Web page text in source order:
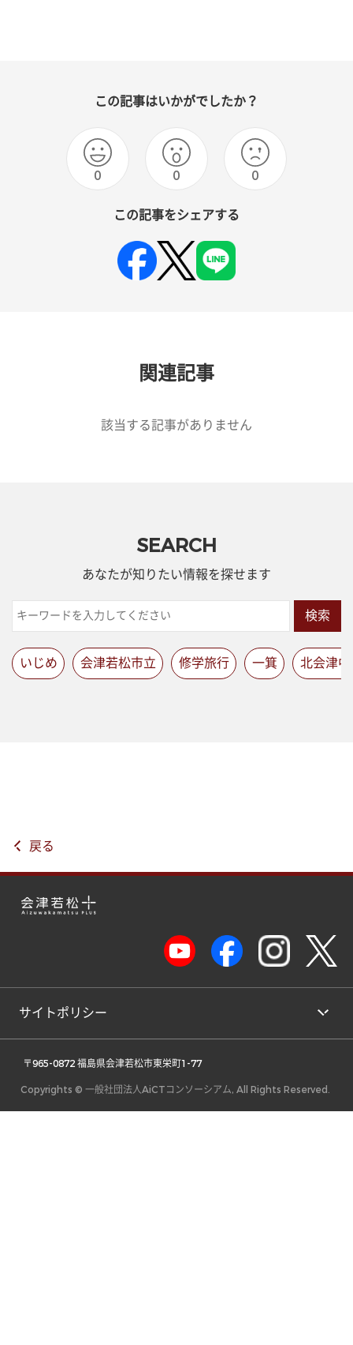
この記事はいかがでしたか？
0 0 0
この記事をシェアする
関連記事
該当する記事がありません
SEARCH
あなたが知りたい情報を探せます
検索
いじめ 会津若松市立 修学旅行 一箕 北会津中
戻る
サイトポリシー
〒965-0872 福島県会津若松市東栄町1-77
Copyrights © 一般社団法人AiCTコンソーシアム, All Rights Reserved.